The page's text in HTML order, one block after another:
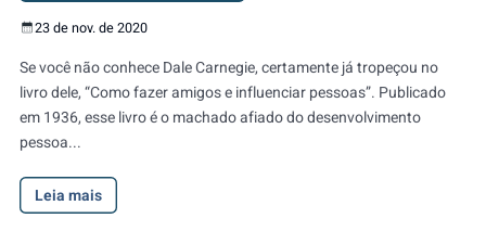
23 de nov. de 2020
Se você não conhece Dale Carnegie, certamente já tropeçou no
livro dele, “Como fazer amigos e influenciar pessoas”. Publicado
em 1936, esse livro é o machado afiado do desenvolvimento
pessoa...
Leia mais